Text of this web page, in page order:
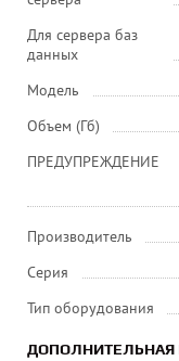
Для сервера баз
данных
Модель
Объем (Гб)
ПРЕДУПРЕЖДЕНИЕ
Производитель
Серия
Тип оборудования